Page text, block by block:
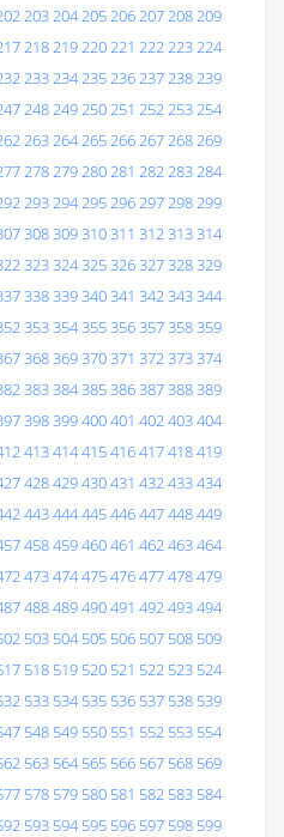
203204205206207208209
218219220221 222223224
233234235236237238239
248249250251 252253254
263264265266267268269
278279280281 282283284
293294295296297298299
308309310311 312313314
323324325326327328329
338339340341 342343344
353354355356357358359
368369370371 372373374
383384385386387388389
398399400401 402403404
413414415416417418419
428429430431 432433434
443444445446447448449
458459460461 462463464
473474475476477478479
488489490491 492493494
503 504 505 506 507 508 509
518 519 520 521 522 523 524
533 534 535 536 537 538 539
548 549 550 551 552 553 554
563 564 565 566 567 568 569
578 579 580 581 582 583 584
593 594 595 596 597 598 599